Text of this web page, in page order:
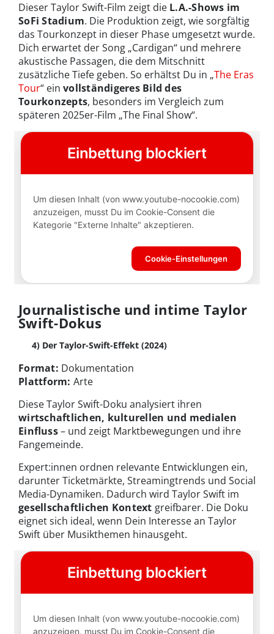
Dieser Taylor Swift-Film zeigt die L.A.-Shows im
SoFi Stadium. Die Produktion zeigt, wie sorgfältig
das Tourkonzept in dieser Phase umgesetzt wurde.
Dich erwartet der Song „Cardigan“ und mehrere
akustische Passagen, die dem Mitschnitt
zusätzliche Tiefe geben. So erhältst Du in „The Eras
Tour“ ein vollständigeres Bild des
Tourkonzepts, besonders im Vergleich zum
späteren 2025er-Film „The Final Show“.
Journalistische und intime Taylor
Swift-Dokus
4) Der Taylor-Swift-Effekt (2024)
Format: Dokumentation
Plattform: Arte
Diese Taylor Swift-Doku analysiert ihren
wirtschaftlichen, kulturellen und medialen
Einfluss– und zeigt Marktbewegungen und ihre
Fangemeinde.
Expert:innen ordnen relevante Entwicklungen ein,
darunter Ticketmärkte, Streamingtrends und Social
Media-Dynamiken. Dadurch wird Taylor Swift im
gesellschaftlichen Kontext greifbarer. Die Doku
eignet sich ideal, wenn Dein Interesse an Taylor
Swift über Musikthemen hinausgeht.